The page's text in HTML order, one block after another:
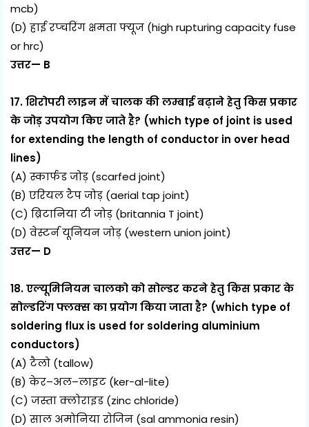
mcb)
(D) हाई रप्चरिंग क्षमता फ्यूज (high rupturing capacity fuse
or hrc)
उत्तर— B
17. शिरोपरी लाइन में चालक की लम्बाई बढ़ाने हेतु किस प्रकार
के जोड़ उपयोग किए जाते है? (which type of joint is used
for extending the length of conductor in over head
lines)
(A) स्कार्फड जोड़ (scarfed joint)
(B) एरियल टैप जोड़ (aerial tap joint)
(C) ब्रिटानिया टी जोड़ (britannia T joint)
(D) वेस्टर्न यूनियन जोड़ (western union joint)
उत्तर— D
18. एल्यूमिनियम चालको को सोल्डर करने हेतु किस प्रकार के
सोल्डरिंग फ्लक्स का प्रयोग किया जाता है? (which type of
soldering flux is used for soldering aluminium
conductors)
(A) टैलो (tallow)
(B) केर–अल–लाइट (ker-al-lite)
(C) जस्ता क्लोराइड (zinc chloride)
(D) साल अमोनिया राेजिन (sal ammonia resin)